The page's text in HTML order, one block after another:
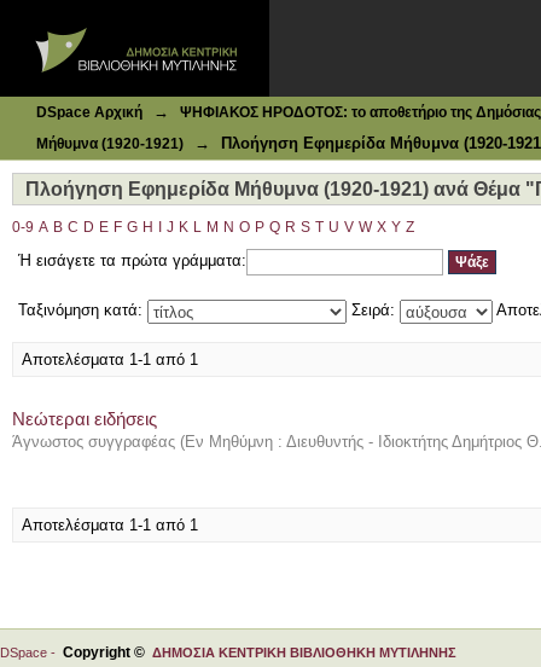
DSpace Αρχική →
ΨΗΦΙΑΚΟΣ ΗΡΟΔΟΤΟΣ: το αποθετήριο της Δημόσιας
Μήθυμνα (1920-1921)
→ Πλοήγηση Εφημερίδα Μήθυμνα (1920-
Πλοήγηση Εφημερίδα Μήθυμνα (1920-1921) ανά Θέμα
0-9 A B C D E F G H J K L M N O P Q R S T U V W X Y Z
Ή εισάγετε τα πρώτα γράμματα:
Ταξινόμηση κατά: Σειρά:
Αποτελέσματα 1-1 από 1
Νεώτεραι ειδήσεις
Άγνωστος συγγραφέας (Εν Μηθύμνη : Διευθυντής - Ιδιοκτήτης Δημήτριος
Αποτελέσματα 1-1 από 1
DSpace - Copyright © ΔΗΜΟΣΙΑ ΚΕΝΤΡΙΚΗ ΒΙΒΛΙΟΘΗΚΗ ΜΥΤΙΛΗΝΗΣ